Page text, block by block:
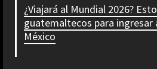
¿Viajará al Mundial 2026?
guatemaltecos para ingresar
México